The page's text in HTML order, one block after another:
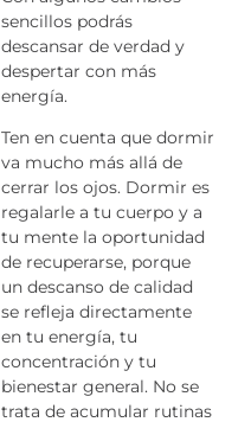
sencillos podrás
descansar de verdad y
despertar con más
energía.
Ten en cuenta que dormir
va mucho más allá de
cerrar los ojos. Dormir es
regalarle a tu cuerpo y a
tu mente la oportunidad
de recuperarse, porque
un descanso de calidad
se refleja directamente
en tu energía, tu
concentración y tu
bienestar general. No se
trata de acumular rutinas